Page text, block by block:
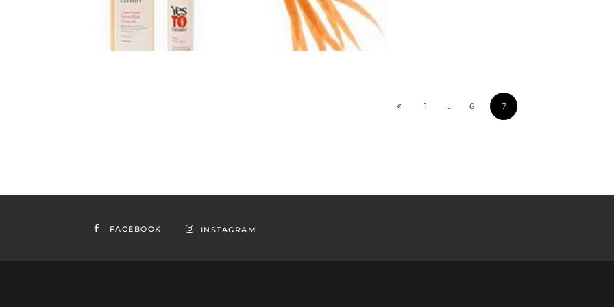
1 … 6 7
FACEBOOK INSTAGRAM